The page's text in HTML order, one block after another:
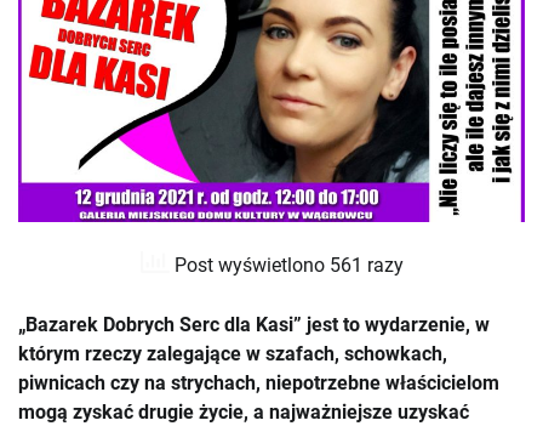
Post wyświetlono 561 razy
„Bazarek Dobrych Serc dla Kasi” jest to wydarzenie, w
którym rzeczy zalegające w szafach, schowkach,
piwnicach czy na strychach, niepotrzebne właścicielom
mogą zyskać drugie życie, a najważniejsze uzyskać